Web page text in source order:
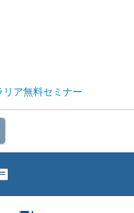
リア無料セミナー